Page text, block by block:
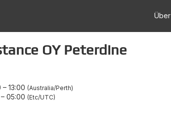
Über
OY Peterdine
– 13:00 Australia/Perth
– 05:00 Etc/UTC